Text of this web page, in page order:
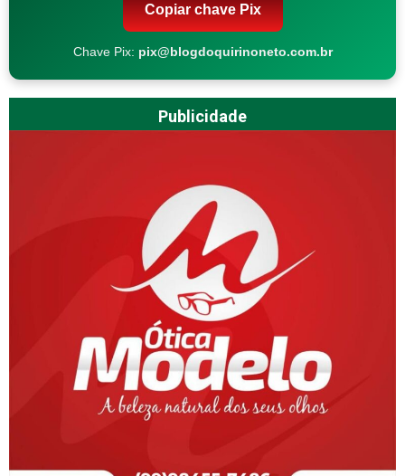
Copiar chave Pix
Chave Pix: pix@blogdoquirinoneto.com.br
Publicidade